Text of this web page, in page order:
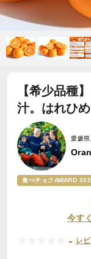
【希少品種
汁。はれひ
愛媛
食べチョクAWARD
今す
- レ